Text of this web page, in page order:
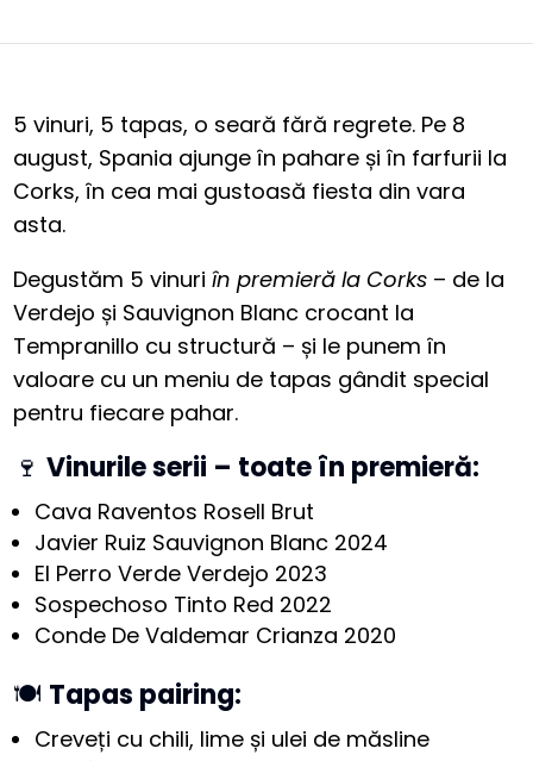
5 vinuri, 5 tapas, o seară fără regrete. Pe 8
august, Spania ajunge în pahare și în farfurii la
Corks, în cea mai gustoasă fiesta din vara
asta.
Degustăm 5 vinuriîn premieră la Corks – de la
Verdejo și Sauvignon Blanc crocant la
Tempranillo cu structură – și le punem în
valoare cu un meniu de tapas gândit special
pentru fiecare pahar.
🍷Vinurile serii – toate în premieră:
Cava Raventos Rosell Brut
Javier Ruiz Sauvignon Blanc 2024
El Perro Verde Verdejo 2023
Sospechoso Tinto Red 2022
Conde De Valdemar Crianza 2020
🍽️ Tapas pairing:
Creveți cu chili, lime și ulei de măsline